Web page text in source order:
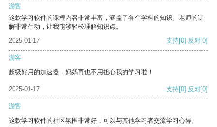
游客
这款学习软件的课程内容非常丰富，涵盖了各个学科的知识。老师的讲
解非常生动，让我能够轻松理解知识点。
2025-01-17
支持[0] 反对[0]
游客
超级好用的加速器，妈妈再也不用担心我的学习啦！
2025-01-17 支持[0] 反对[0]
游客
这款学习软件的社区氛围非常好，可以与其他学习者交流学习心得。